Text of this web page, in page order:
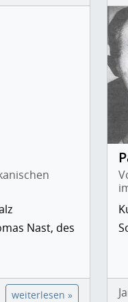
Nast, des
weiterlesen »